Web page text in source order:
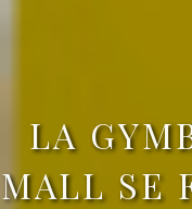
LA
MALL SE